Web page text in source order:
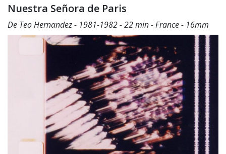
Nuestra Señora de Paris
De Teo Hernandez - 1981-1982 - 22 min - France - 16mm